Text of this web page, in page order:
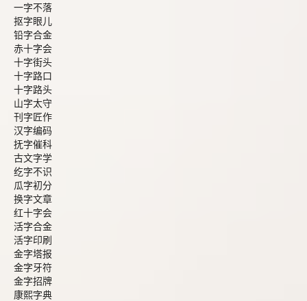
一字不落
抠字眼儿
铅字合金
赤十字会
十字街头
十字路口
十字路头
山字太守
刊字匠作
汉字编码
抚字催科
古文字学
纥字不识
瓜字初分
换字文章
红十字会
活字合金
活字印刷
金字塔报
金字牙符
金字招牌
康熙字典